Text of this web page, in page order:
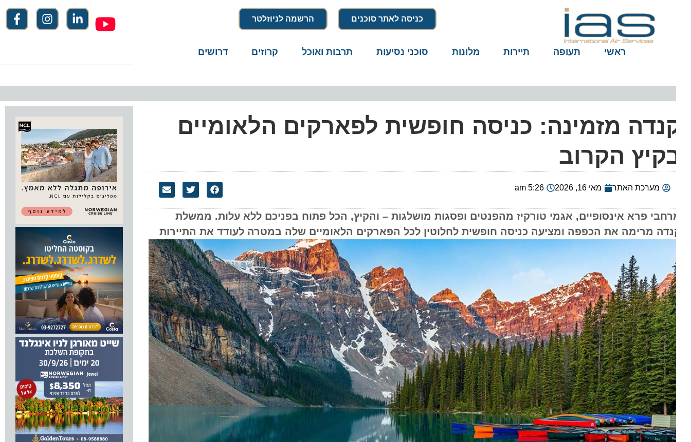
כניסה לאתר סוכנים הרשמה לניוזלטר
ראשי תעופה תיירות מלונות סוכני נסיעות תרבות ואוכל קרוזים דרושים
מזמינה: כניסה חופשית לפארקים הלאומיים
הקרוב
מערכת האתר מאי 16, 2026 5:26 am
פרא אינסופיים, אגמי טורקיז מהפנטים ופסגות מושלגות – והקיץ, הכל פתוח בפניכם ללא עלות. ממשלת
מרימה את הכפפה ומציעה כניסה חופשית לחלוטין לכל הפארקים הלאומיים שלה במטרה לעודד את התיירות